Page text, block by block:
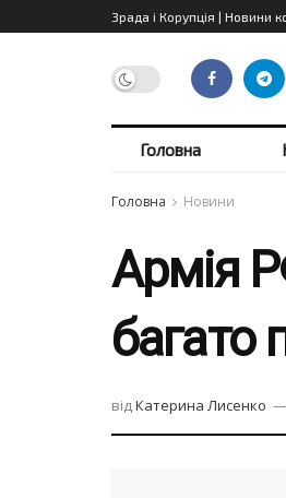
Зрада і Корупція | Новини
Головна
Головна Новини
Армія
багато
відКатерина Лисенко